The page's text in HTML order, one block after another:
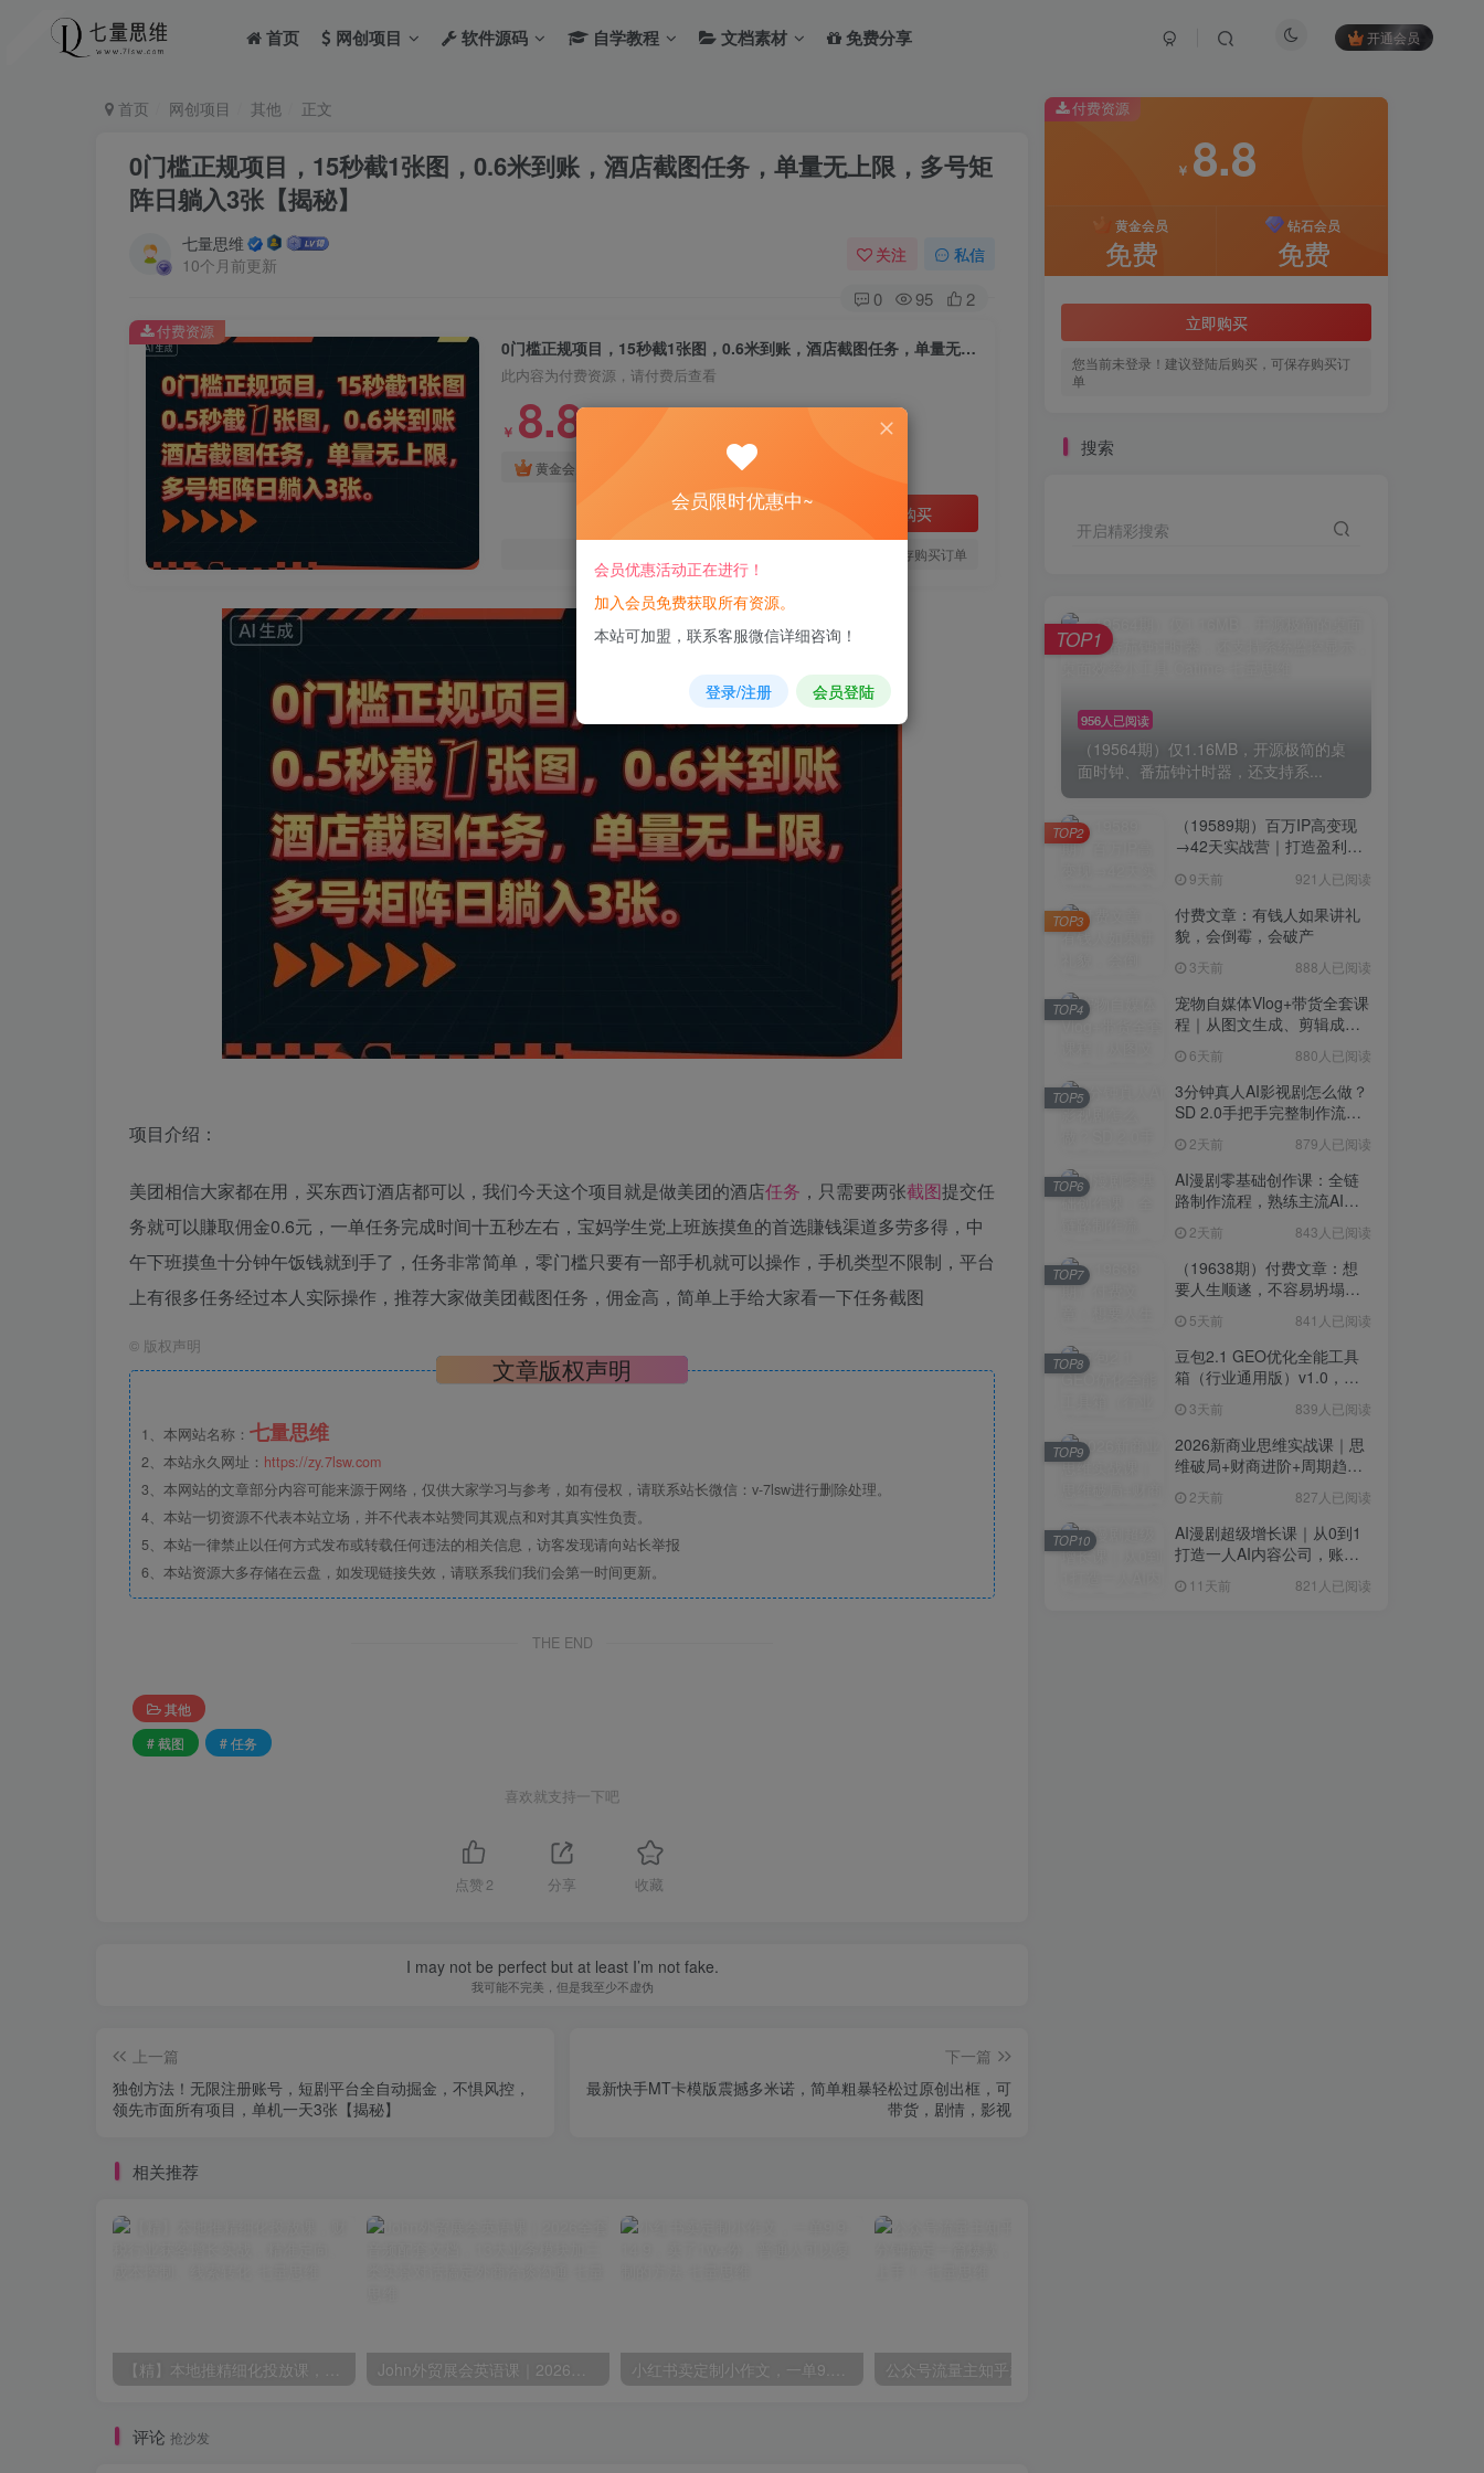
首页 网创项目 软件源码 自学教程 文档素材 免费分享 开通会员
首页 网创项目 其他 正文
0门槛正规项目，15秒截1张图，0.6米到账，酒店截图任务，单量无上限，多号矩
阵日躺入3张【揭秘】
七量思维
10个月前更新
关注 私信
0 95 2
0门槛正规项目，15秒截1张图，0.6米到账，酒店截图任务，单量无上限，多号矩阵日躺入3张【揭秘】
此内容为付费资源，请付费后查看
￥ 8.8
黄金会员 免费
立即购买
您当前未登录！建议登陆后购买，可保存购买订单
付费资源
项目介绍：
美团相信大家都在用，买东西订酒店都可以，我们今天这个项目就是做美团的酒店任务 ，只需要两张截图提交任
务就可以賺取佣金0.6元，一单任务完成时间十五秒左右，宝妈学生党上班族摸鱼的首选賺钱渠道多劳多得，中
午下班摸鱼十分钟午饭钱就到手了，任务非常简单，零门槛只要有一部手机就可以操作，手机类型不限制，平台
上有很多任务经过本人实际操作，推荐大家做美团截图任务，佣金高，简单上手给大家看一下任务截图
© 版权声明
文章版权声明
1、本网站名称： 七量思维
2、本站永久网址： https://zy.7lsw.com
3、本网站的文章部分内容可能来源于网络，仅供大家学习与参考，如有侵权，请联系站长微信：v-7lsw进行删除处理。
4、本站一切资源不代表本站立场，并不代表本站赞同其观点和对其真实性负责。
5、本站一律禁止以任何方式发布或转载任何违法的相关信息，访客发现请向站长举报
6、本站资源大多存储在云盘，如发现链接失效，请联系我们我们会第一时间更新。
THE END
其他
# 截图
# 任务
喜欢就支持一下吧
点赞 2 分享 收藏
I may not be perfect but at least I’m not fake.
我可能不完美，但是我至少不虚伪
上一篇
独创方法！无限注册账号，短剧平台全自动掘金，不惧风控，
领先市面所有项目，单机一天3张【揭秘】
下一篇
最新快手MT卡模版震撼多米诺，简单粗暴轻松过原创出框，可
带货，剧情，影视
相关推荐
评论 抢沙发
付费资源
￥ 8.8
黄金会员
免费
钻石会员
免费
立即购买
您当前未登录！建议登陆后购买，可保存购买订
单
搜索
开启精彩搜索
956人已阅读
（19564期）仅1.16MB，开源极简的桌
面时钟、番茄钟计时器，还支持系...
TOP1
（19589期）百万IP高变现
→42天实战营｜打造盈利赚
域转化批量成交积累客户案
例
9天前 921人已阅读
TOP2
付费文章：有钱人如果讲礼
貌，会倒霉，会破产
3天前 888人已阅读
TOP3
宠物自媒体Vlog+带货全套课
程｜从图文生成、剪辑成片
6天前 880人已阅读
TOP4
3分钟真人AI影视剧怎么做？
SD 2.0手把手完整制作流程
无限生成
2天前 879人已阅读
TOP5
AI漫剧零基础创作课：全链
路制作流程，熟练主流AI工
2天前 843人已阅读
TOP6
（19638期）付费文章：想
要人生顺遂，不容易坍塌，
5天前 841人已阅读
TOP7
豆包2.1 GEO优化全能工具
箱（行业通用版）v1.0，会
景 3天前 839人已阅读
TOP8
2026新商业思维实战课｜思
维破局+财商进阶+周期趋势
度解析全体系
2天前 827人已阅读
TOP9
AI漫剧超级增长课｜从0到1
打造一人AI内容公司，账号
流程实战
11天前 821人已阅读
TOP10
会员限时优惠中~
会员优惠活动正在进行！
加入会员免费获取所有资源。
本站可加盟，联系客服微信详细咨询！
登录/注册 会员登陆